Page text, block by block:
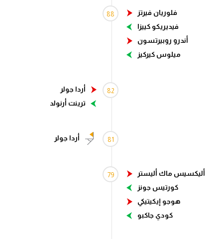
الكرة المصرية
الدوري الإنجليزي
دوري أبطال أوروبا
88
فلوريان فيرتز
فيديريكو كييزا
أندرو روبيرتسون
ميلوس كيركيز
82
أردا جولر
ترينت أرنولد
81 أردا جولر
79
أليكسيس ماك أليستر
كورتيس جونز
هوجو إيكيتيكي
كودي جاكبو